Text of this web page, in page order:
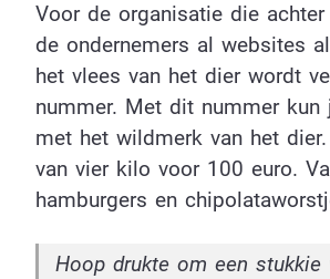
Voor de organisatie die
de ondernemers al websites al
het vlees van het dier wordt
nummer. Met dit nummer
met het wildmerk van het
van vier kilo voor 100 euro.
hamburgers en
Hoop drukte om een stukkie